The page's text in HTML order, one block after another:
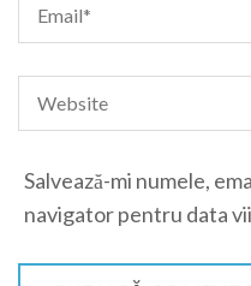
Salvează-mi numele,
navigator pentru data